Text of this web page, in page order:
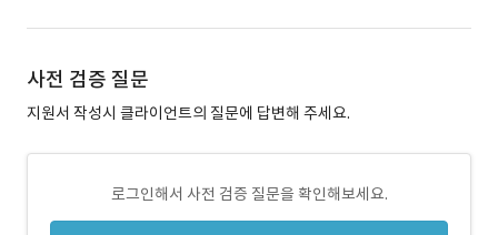
사전 검증 질문
지원서 작성시 클라이언트의 질문에 답변해 주세요.
로그인해서 사전 검증 질문을 확인해보세요.